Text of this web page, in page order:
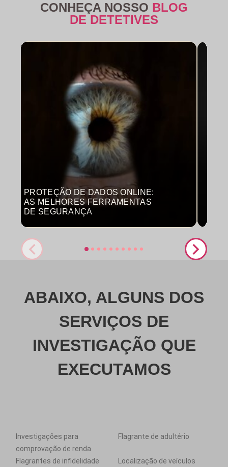
CONHEÇA NOSSO BLOG
DE DETETIVES
PROTEÇÃO DE DADOS ONLINE:
AS MELHORES FERRAMENTAS
DE SEGURANÇA
ABAIXO, ALGUNS DOS
SERVIÇOS DE
INVESTIGAÇÃO QUE
EXECUTAMOS
Investigações para
comprovação de renda
Flagrante de adultério
Flagrantes de infidelidade
Localização de veículos